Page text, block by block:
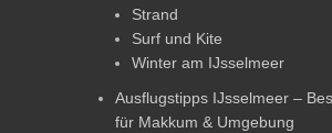
Strand
Surf und Kite
Winter am IJsselmeer
Ausflugstipps IJsselmeer –
für Makkum & Umgebung